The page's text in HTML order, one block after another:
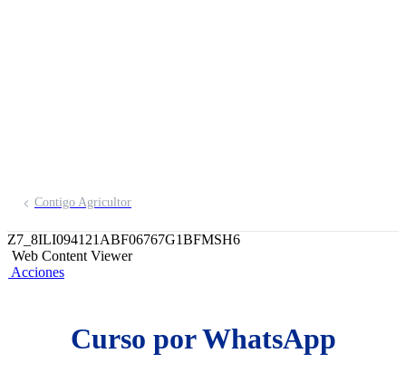
Contigo Agricultor
Z7_8ILI094121ABF06767G1BFMSH6
Web Content Viewer
Acciones
Curso por WhatsApp